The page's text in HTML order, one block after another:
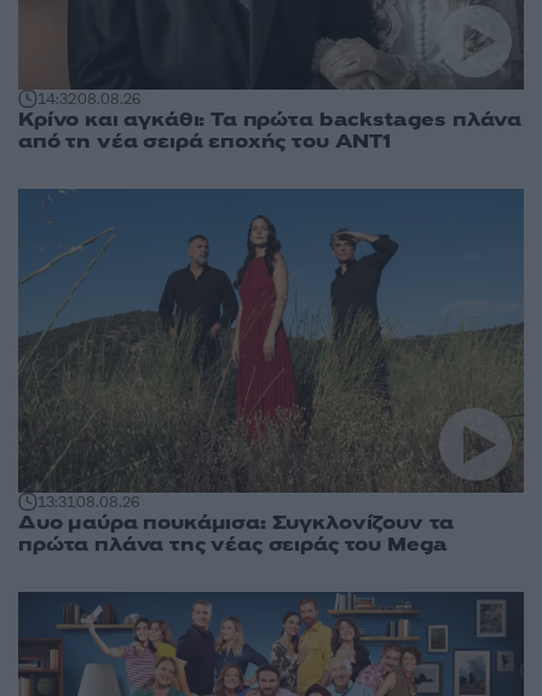
14:3208.08.26
Κρίνο και αγκάθι: Τα πρώτα backstages πλάνα
από τη νέα σειρά εποχής του ΑΝΤ1
13:3108.08.26
Δυο μαύρα πουκάμισα: Συγκλονίζουν τα
πρώτα πλάνα της νέας σειράς του Mega